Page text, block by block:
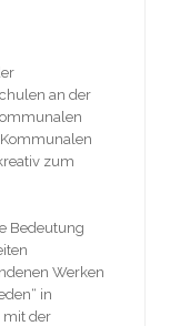
an der
zum
Bedeutung
Werken
in
mit der